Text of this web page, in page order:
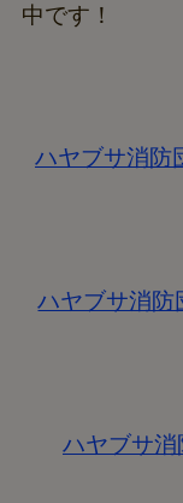
中です！
ハヤブサ消防
ハヤブサ消
ハヤブサ